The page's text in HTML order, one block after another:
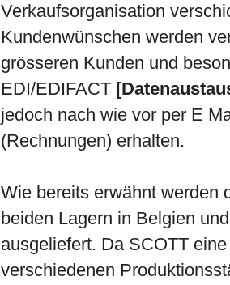
Verkaufsorganisation
Kundenwünschen werden
grösseren Kunden und
EDI/EDIFACT
jedoch nach wie vor per E
(Rechnungen) erhalten.
Wie bereits erwähnt werden
beiden Lagern in Belgien
ausgeliefert. Da SCOTT
verschiedenen